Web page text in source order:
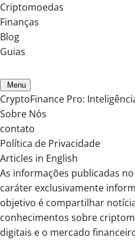
Criptomoedas
Finanças
Blog
Guias
Menu
CryptoFinance Pro:
Sobre Nós
contato
Política de Privacidade
Articles in English
As informações publicadas
caráter exclusivamente
objetivo é compartilhar
conhecimentos sobre
digitais e o mercado